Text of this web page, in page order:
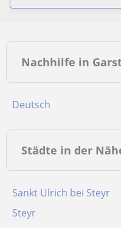
Nachhilfe in
Deutsch
Städte in der
Sankt Ulrich bei Steyr
Steyr